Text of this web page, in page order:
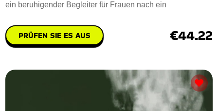
ein beruhigender Begleiter für Frauen nach ein
PRÜFEN SIE ES AUS €44.22